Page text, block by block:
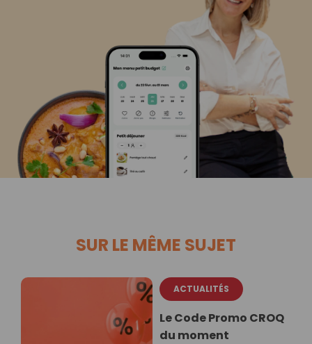
SUR LE MÊME SUJET
ACTUALITÉS
Le Code Promo CROQ
du moment